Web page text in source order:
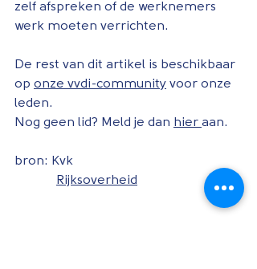
zelf afspreken of de werknemers
werk moeten verrichten.
De rest van dit artikel is beschikbaar
op onze vvdi-community voor onze
leden.
Nog geen lid? Meld je dan hier aan.
bron: Kvk
Rijksoverheid